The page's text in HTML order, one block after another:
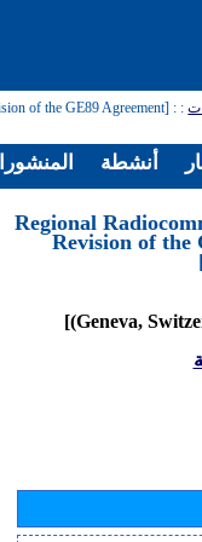
:
of the GE89 Agreement
[Regional
Revision of the
أنشطة